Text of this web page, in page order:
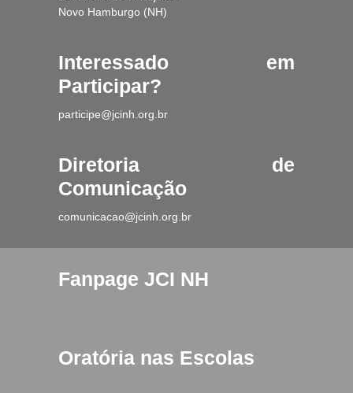
Novo Hamburgo (NH)
Interessado em
Participar?
participe@jcinh.org.br
Diretoria de
Comunicação
comunicacao@jcinh.org.br
Fanpage JCI NH
Oratória nas Escolas